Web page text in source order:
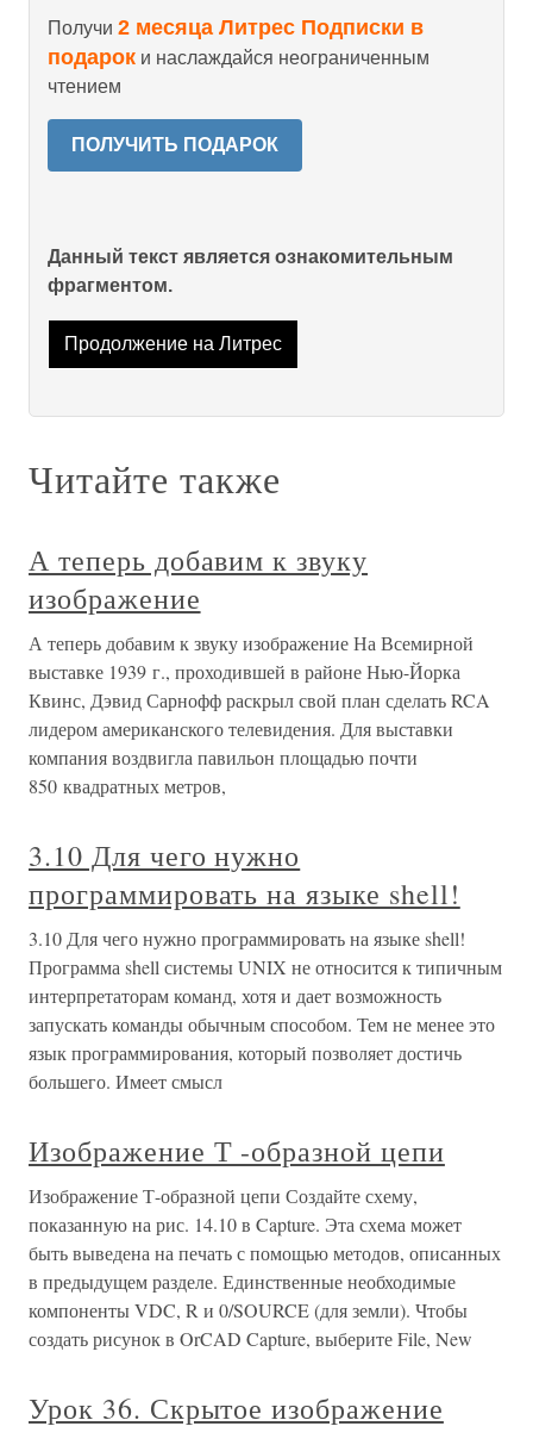
Получи 2 месяца Литрес Подписки в
подарок и наслаждайся неограниченным
чтением
ПОЛУЧИТЬ ПОДАРОК
Данный текст является ознакомительным
фрагментом.
Продолжение на Литрес
Читайте также
А теперь добавим к звуку
изображение
А теперь добавим к звуку изображение На Всемирной
выставке 1939 г., проходившей в районе Нью-Йорка
Квинс, Дэвид Сарнофф раскрыл свой план сделать RCA
лидером американского телевидения. Для выставки
компания воздвигла павильон площадью почти
850 квадратных метров,
3.10 Для чего нужно
программировать на языке shell!
3.10 Для чего нужно программировать на языке shell!
Программа shell системы UNIX не относится к типичным
интерпретаторам команд, хотя и дает возможность
запускать команды обычным способом. Тем не менее это
язык программирования, который позволяет достичь
большего. Имеет смысл
Изображение Т -образной цепи
Изображение Т-образной цепи Создайте схему,
показанную на рис. 14.10 в Capture. Эта схема может
быть выведена на печать с помощью методов, описанных
в предыдущем разделе. Единственные необходимые
компоненты VDC, R и 0/SOURCE (для земли). Чтобы
создать рисунок в OrCAD Capture, выберите File, New
Урок 36. Скрытое изображение